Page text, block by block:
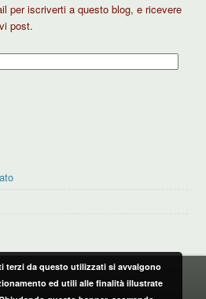
per iscriverti a questo blog, e ricevere
post.
terzi da questo utilizzati si avvalgono
ed utili alle finalità illustrate